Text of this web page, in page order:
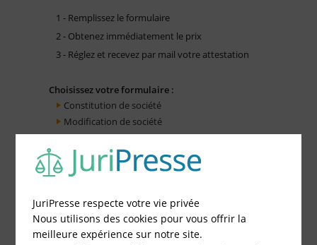
1 - Remplissez le formulaire
2 - Obtenez immédiatement le prix
3 - Réglez et recevez par mail votre attestation
Choisissez votre formulaire :
Constitution de société
Modification de société
Fonds de Commerce
Cessation d'activité
JuriPresse respecte votre vie privée
Nous utilisons des cookies pour vous offrir la
meilleure expérience sur notre site.